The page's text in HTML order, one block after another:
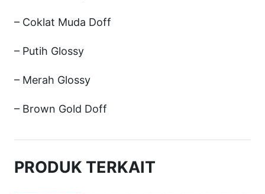
e
r
a
M
– Coklat Muda Doff
– Putih Glossy
– Merah Glossy
– Brown Gold Doff
PRODUK TERKAIT